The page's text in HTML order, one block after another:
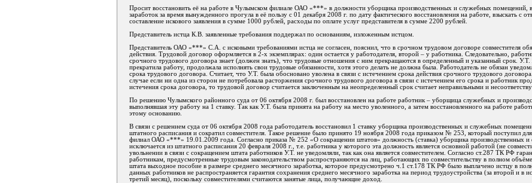
Просит восстановить её на работе в Чулымском филиале ОАО «***» в должности уборщика производственных и служебных помещений,
заработок за время вынужденного прогула в её пользу с 01 декабря 2008 г. по дату фактического восстановления на работе, взыскать с
составление искового заявления в сумме 1000 рублей, расходы по оплате услуг представителя в сумме 2200 рублей.
Представитель истца К.В. заявленные требования поддержал по основаниям, изложенным истцом.
Представитель ОАО «***» С.А. с исковыми требованиями истца не согласен, пояснил, что в срочном трудовом договоре совместителя
действия. Трудовой договор оформляется в 2-х экземплярах: один остается у работодателя, второй – у работника. Следовательно,
срочного трудового договора знает (должен знать), что трудовые отношения с ним прекращаются в определенный и указанный срок.
прекратила работу, продолжала исполнять свои трудовые обязанности, хотя этого делать не должна была. Работодатель не обязан
срока трудового договора. Считает, что У.Т. была обосновано уволена в связи с истечением срока действия срочного трудового
случае если ни одна из сторон не потребовала расторжения срочного трудового договора в связи с истечением его срока и работник
истечения срока договора, то трудовой договор считается заключенным на неопределенный срок считает неправильными и
По решению Чулымского районного суда от 06 октября 2008 г. был восстановлен на работе работник – уборщица служебных и
выполнявшая эту работу на 1 ставку. Так как У.Т. была принята на работу на место уволенного, а затем восстановленного на работе
этому основанию.
В связи с решением суда от 06 октября 2008 года работодатель восстановил 1 ставку уборщика производственных и служебных
штатного расписания и сократил совместителя. Такое решение было принято 19 ноября 2008 года приказом № 253, который поступил
филиал ОАО «***» 19.01.2009 года. Согласно приказа № 252 «О сокращении штатов» должность (ставка) уборщика производственных
исключается из штатного расписания 20 февраля 2008 г., т.е. работника у которого эта должность является основной работой (не
увольнении в связи с сокращением штата работников У.Т. не уведомляли, так как она является совместителем. Согласно ст.287 ТК РФ
работникам, предусмотренные трудовым законодательством распространяются на лиц, работающих по совместительству в полном
штата выходное пособие в размере среднего месячного заработка, которое предусмотрено ч.1 ст.178 ТК РФ было выплачено истцу в
данных работников не распространяется гарантия сохранения среднего месячного заработка на период трудоустройства (за второй и в
третий месяц), поскольку совместителями считаются занятые лица, получающие доход.